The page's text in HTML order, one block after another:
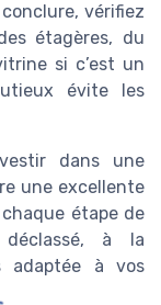
vérifiez
étagères, du
si c’est un
évite les
dans une
une excellente
étape de
à la
adaptée à vos